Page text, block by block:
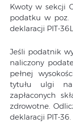
Kwoty w sekcji
podatku w poz.
deklaracji PIT-
Jeśli podatnik
naliczony
pełnej
tytułu ulgi
zapłaconych
zdrowotne.
deklaracji PIT-36.